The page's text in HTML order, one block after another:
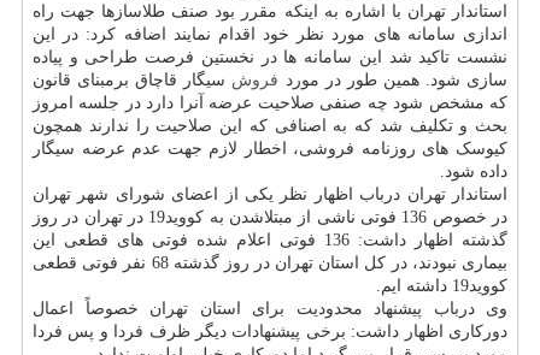
استاندار تهران با اشاره به اینکه مقرر بود صنف طلاسازها جهت راه
اندازی سامانه های مورد نظر خود اقدام نمایند اضافه کرد: در این
نشست تاکید شد این سامانه ها در نخستین فرصت طراحی و پیاده
سازی شود. همین طور در مورد فروش سیگار قاچاق برمبنای قانون
که مشخص شود چه صنفی صلاحیت عرضه آنرا دارد در جلسه امروز
بحث و تکلیف شد که به اصنافی که این صلاحیت را ندارند همچون
کیوسک های روزنامه فروشی، اخطار لازم جهت عدم عرضه سیگار
داده شود.
استاندار تهران درباب اظهار نظر یکی از اعضای شورای شهر تهران
در خصوص 136 فوتی ناشی از مبتلاشدن به کووید19 در تهران در روز
گذشته اظهار داشت: 136 فوتی اعلام شده فوتی های قطعی این
بیماری نبودند، در کل استان تهران در روز گذشته 68 نفر فوتی قطعی
کووید19 داشته ایم.
وی درباب پیشنهاد محدودیت برای استان تهران خصوصاً اعمال
دورکاری اظهار داشت: برخی پیشنهادات دیگر ظرف فردا و پس فردا